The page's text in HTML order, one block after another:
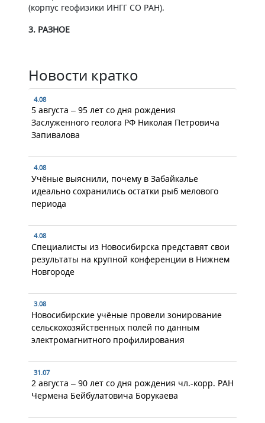
(корпус геофизики ИНГГ СО РАН).
3. РАЗНОЕ
Новости кратко
4.08
5 августа – 95 лет со дня рождения
Заслуженного геолога РФ Николая Петровича
Запивалова
4.08
Учёные выяснили, почему в Забайкалье
идеально сохранились остатки рыб мелового
периода
4.08
Специалисты из Новосибирска представят свои
результаты на крупной конференции в Нижнем
Новгороде
3.08
Новосибирские учёные провели зонирование
сельскохозяйственных полей по данным
электромагнитного профилирования
31.07
2 августа – 90 лет со дня рождения чл.-корр. РАН
Чермена Бейбулатовича Борукаева